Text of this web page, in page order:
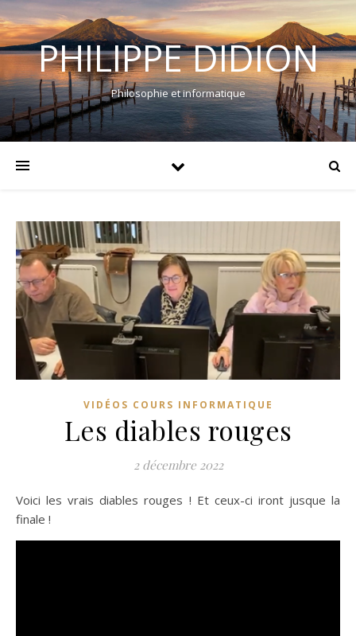
PHILIPPE DIDION
Philosophie et informatique
VIDÉOS COURS INFORMATIQUE
Les diables rouges
2 décembre 2022
Voici les vrais diables rouges ! Et ceux-ci iront jusque la
finale !